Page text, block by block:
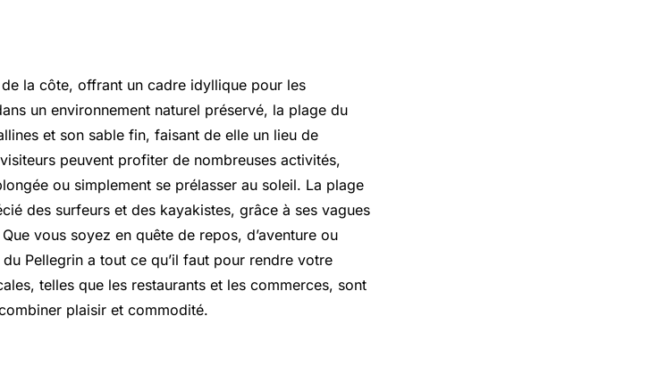
la côte, offrant un cadre idyllique pour les
un environnement naturel préservé, la plage du
et son sable fin, faisant de elle un lieu de
peuvent profiter de nombreuses activités,
ou simplement se prélasser au soleil. La plage
des surfeurs et des kayakistes, grâce à ses vagues
vous soyez en quête de repos, d’aventure ou
Pellegrin a tout ce qu’il faut pour rendre votre
telles que les restaurants et les commerces, sont
plaisir et commodité.